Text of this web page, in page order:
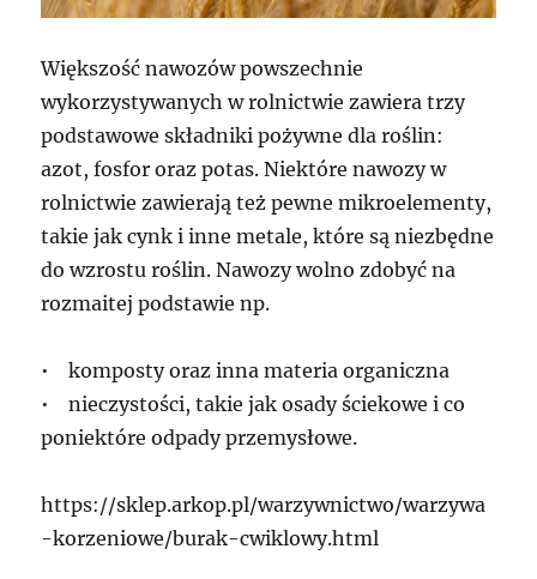
Większość nawozów powszechnie
wykorzystywanych w rolnictwie zawiera trzy
podstawowe składniki pożywne dla roślin:
azot, fosfor oraz potas. Niektóre nawozy w
rolnictwie zawierają też pewne mikroelementy,
takie jak cynk i inne metale, które są niezbędne
do wzrostu roślin. Nawozy wolno zdobyć na
rozmaitej podstawie np.
• komposty oraz inna materia organiczna
• nieczystości, takie jak osady ściekowe i co
poniektóre odpady przemysłowe.
https://sklep.arkop.pl/warzywnictwo/warzywa
-korzeniowe/burak-cwiklowy.html